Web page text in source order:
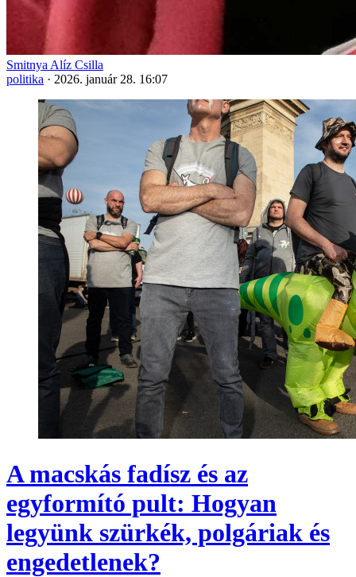
Smitnya Alíz Csilla
politika · 2026. január 28. 16:07
A macskás fadísz és az
egyformító pult: Hogyan
legyünk szürkék, polgáriak és
engedetlenek?